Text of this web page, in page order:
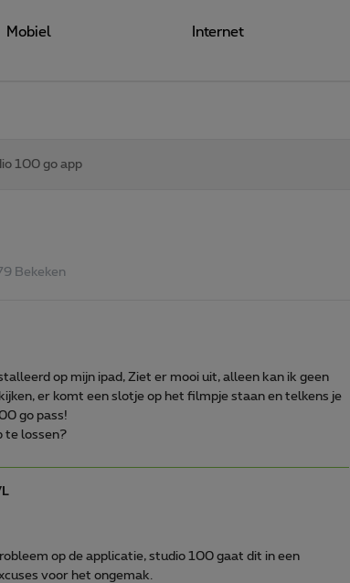
Mobiel Internet
100 go app
Bekeken
op mijn ipad, Ziet er mooi uit, alleen kan ik geen
er komt een slotje op het filmpje staan en telkens je
go pass!
te lossen?
op de applicatie, studio 100 gaat dit in een
voor het ongemak.